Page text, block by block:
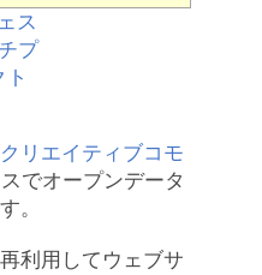
クリエイティブコモ
でオープンデータ
。
利用してウェブサ